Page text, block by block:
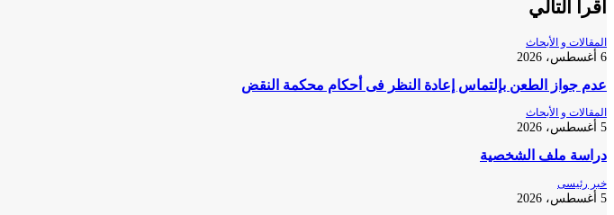
أقرأ التالي
المقالات و الأبحاث
6 أغسطس، 2026
عدم جواز الطعن بإلتماس إعادة النظر فى أحكام محكمة النقض
المقالات و الأبحاث
5 أغسطس، 2026
دراسة ملف الشخصية
خبر رئيسى
5 أغسطس، 2026